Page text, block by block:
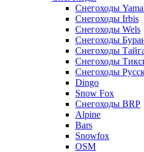
Снегоходы
Снегоходы Irbis
Снегоходы Wels
Снегоходы
Снегоходы
Снегоходы
Снегоходы
Dingo
Snow Fox
Снегоходы BRP
Alpine
Bars
Snowfox
OSM